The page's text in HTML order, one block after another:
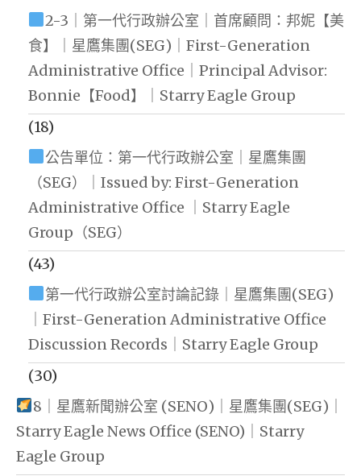
2-3｜第一代行政辦公室｜首席顧問：邦妮【美
食】｜星鷹集團(SEG)｜First-Generation
Administrative Office｜Principal Advisor:
Bonnie【Food】｜Starry Eagle Group
(18)
公告單位：第一代行政辦公室｜星鷹集團
（SEG）｜Issued by: First-Generation
Administrative Office ｜Starry Eagle
Group（SEG）
(43)
第一代行政辦公室討論記錄｜星鷹集團(SEG)
｜First-Generation Administrative Office
Discussion Records｜Starry Eagle Group
(30)
8｜星鷹新聞辦公室 (SENO)｜星鷹集團(SEG)｜
Starry Eagle News Office (SENO)｜Starry
Eagle Group